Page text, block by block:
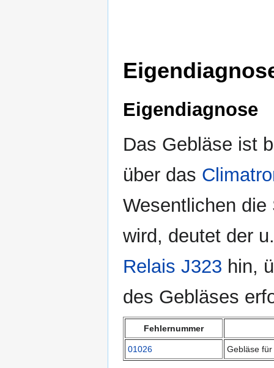
Eigendiagnose
Das Gebläse ist
über das
Wesentlichen
wird, deutet der
Relais J323 hin,
des Gebläses
Fehlernummer
01026 Gebläse